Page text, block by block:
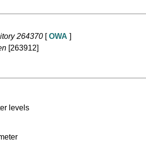
264370 [OWA ]
[263912]
levels